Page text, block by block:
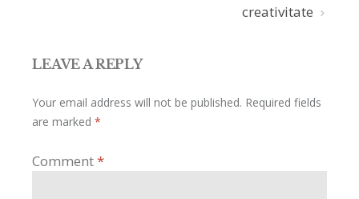
creativitate
LEAVE A REPLY
Your email address will not be published. Required fields
are marked *
Comment*